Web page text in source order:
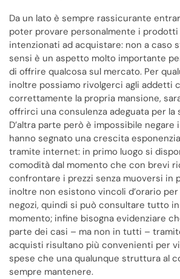
Da un lato è sempre rassicurante
poter provare personalmente i
intenzionati ad acquistare: non a caso
sensi è un aspetto molto importante
di offrire qualcosa sul mercato. Per
inoltre possiamo rivolgerci agli addetti
correttamente la propria mansione,
offrirci una consulenza adeguata per la
D’altra parte però è impossibile
hanno segnato una crescita
tramite internet: in primo luogo si
comodità dal momento che con brevi
confrontare i prezzi senza muoversi in
inoltre non esistono vincoli d’orario
negozi, quindi si può consultare tutto
momento; infine bisogna evidenziare
parte dei casi – ma non in tutti –
acquisti risultano più convenienti per
spese che una qualunque struttura al
sempre mantenere.